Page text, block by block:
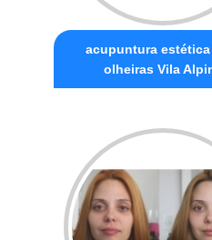
acupuntura estética
olheiras Vila